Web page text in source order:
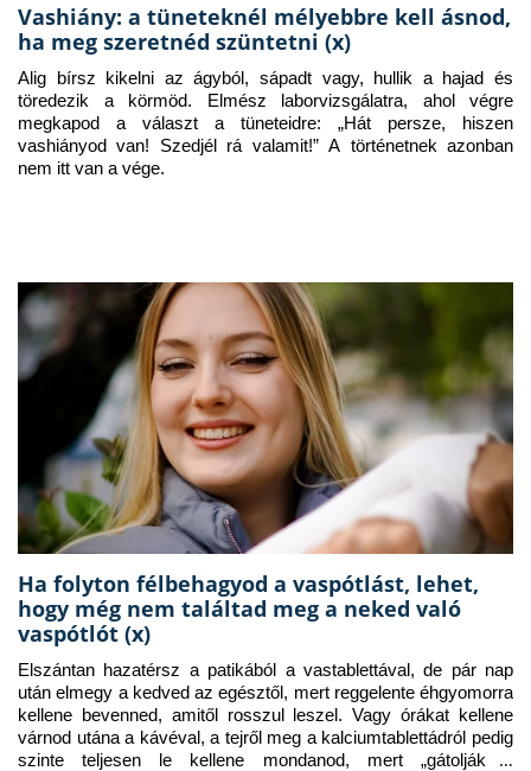
Vashiány: a tüneteknél mélyebbre kell ásnod,
ha meg szeretnéd szüntetni (x)
Alig bírsz kikelni az ágyból, sápadt vagy, hullik a hajad és
töredezik a körmöd. Elmész laborvizsgálatra, ahol végre
megkapod a választ a tüneteidre: „Hát persze, hiszen
vashiányod van! Szedjél rá valamit!” A történetnek azonban
nem itt van a vége.
Ha folyton félbehagyod a vaspótlást, lehet,
hogy még nem találtad meg a neked való
vaspótlót (x)
Elszántan hazatérsz a patikából a vastablettával, de pár nap
után elmegy a kedved az egésztől, mert reggelente éhgyomorra
kellene bevenned, amitől rosszul leszel. Vagy órákat kellene
várnod utána a kávéval, a tejről meg a kalciumtablettádról pedig
szinte teljesen le kellene mondanod, mert „gátolják a